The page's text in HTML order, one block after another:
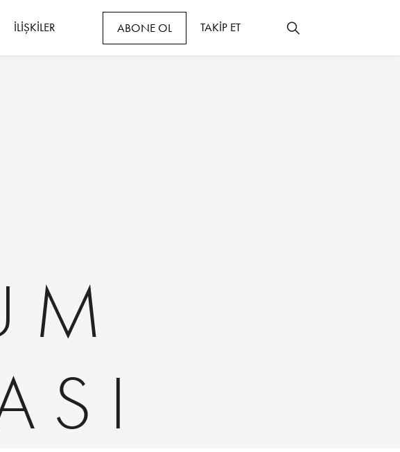
İLİŞKİLER ABONE OL TAKİP ET